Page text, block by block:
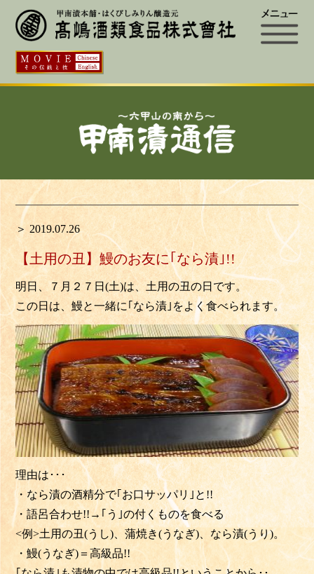
＞ 2019.07.26
【土用の丑】鰻のお友に｢なら漬｣!!
明日、７月２７日(土)は、土用の丑の日です。
この日は、鰻と一緒に｢なら漬｣をよく食べられます。
理由は･･･
・なら漬の酒精分で｢お口サッパリ｣と!!
・語呂合わせ!!→ ｢う｣の付くものを食べる
<例>土用の丑(うし)、蒲焼き(うなぎ)、なら漬(うり)。
・鰻(うなぎ)＝高級品!!